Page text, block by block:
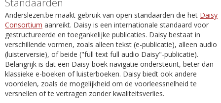
Standaarden
Anderslezen.be maakt gebruik van open standaarden die het Daisy
Consortium aanreikt. Daisy is een internationale standaard voor
gestructureerde en toegankelijke publicaties. Daisy bestaat in
verschillende vormen, zoals alleen tekst (e-publicatie), alleen audio
(luisterversie), of beide ("full text full audio Daisy"-publicatie).
Belangrijk is dat een Daisy-boek navigatie ondersteunt, beter dan
klassieke e-boeken of luisterboeken. Daisy biedt ook andere
voordelen, zoals de mogelijkheid om de voorleessnelheid te
versnellen of te vertragen zonder kwaliteitsverlies.